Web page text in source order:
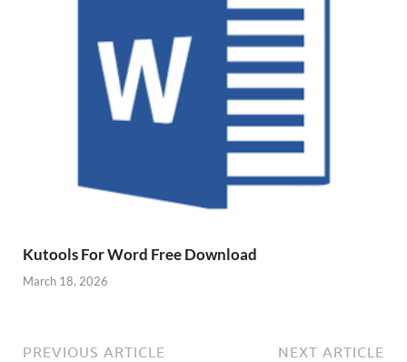
Kutools For Word Free Download
March 18, 2026
PREVIOUS ARTICLE NEXT ARTICLE